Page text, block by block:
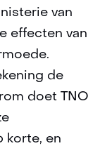
van
effecten van
de
doet TNO
korte, en